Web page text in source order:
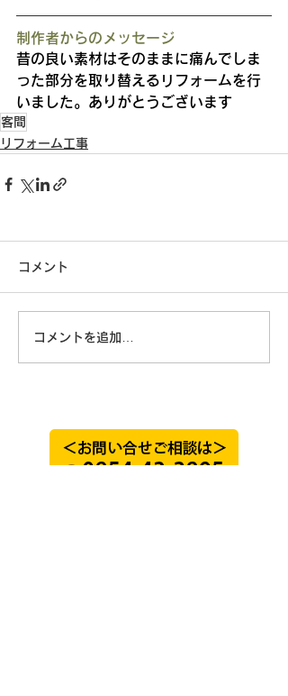
制作者からのメッセージ
昔の良い素材はそのままに痛んでしま
った部分を取り替えるリフォームを行
いました。ありがとうございます
客間
リフォーム工事
コメント
コメントを追加…